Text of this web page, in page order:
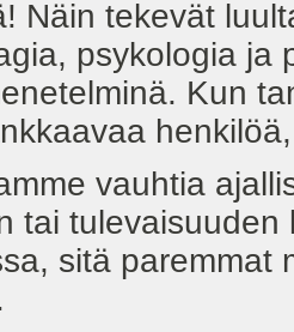
Näin tekevät
psykologia ja
Kun
vauhtia
tai
sitä paremmat